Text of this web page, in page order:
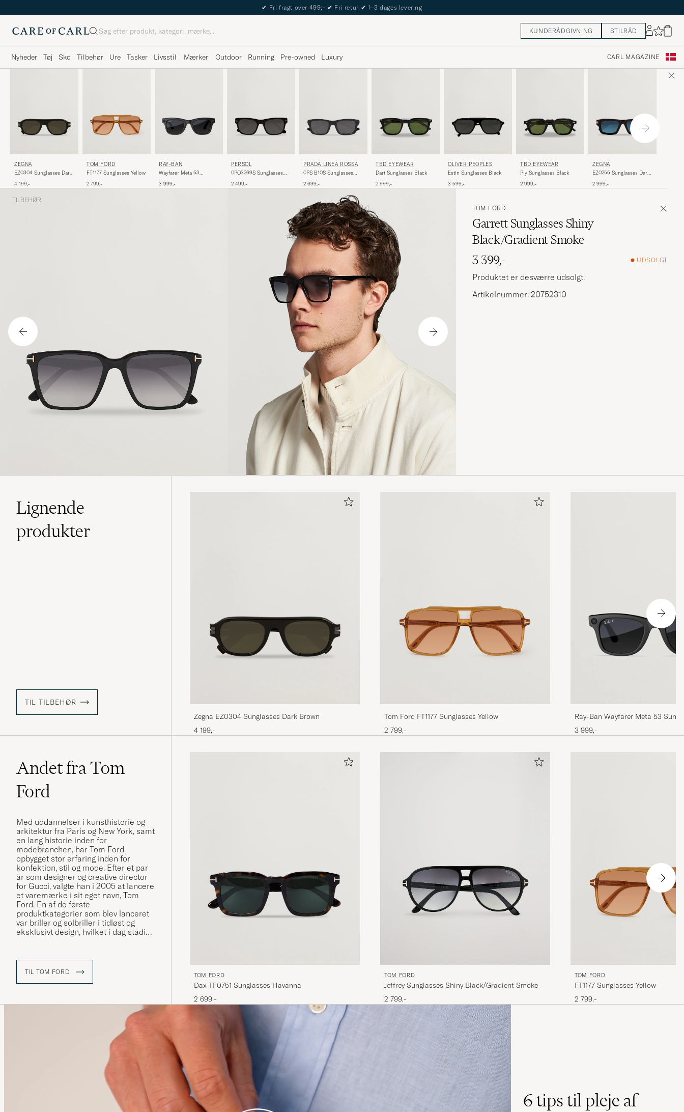
The Care of Carl Passport
Søg KUNDERÅDGIVNING STILRÅD
Nyheder Tøj Sko Tilbehør Ure Tasker Livsstil Mærker Outdoor Running Pre-owned Luxury CARL MAGAZINE
ZEGNA
EZ0304 Sunglasses Dark
4 199,-
TOM FORD
FT1177 Sunglasses Yellow
2 799,-
RAY-BAN
Wayfarer Meta 53
3 999,-
PERSOL
0PO3269S Sunglasses
2 499,-
PRADA LINEA ROSSA
0PS B10S Sunglasses
2 699,-
TBD EYEWEAR
Dart Sunglasses Black
2 999,-
OLIVER PEOPLES
Estin Sunglasses Black
3 599,-
TBD EYEWEAR
Ply Sunglasses Black
2 999,-
ZEGNA
EZ0255 Sunglasses Dark
2 999,-
TILBEHØR
TOM FORD
Garrett Sunglasses Shiny
Black/Gradient Smoke
3 399,-
UDSOLGT
Produktet er desværre udsolgt.
Artikelnummer: 20752310
Lignende
produkter
TIL TILBEHØR
Zegna EZ0304 Sunglasses Dark Brown
4 199,-
Tom Ford FT1177 Sunglasses Yellow
2 799,-
Ray-Ban Wayfarer Meta 53
Black
3 999,-
Andet fra Tom
Ford
Med uddannelser i kunsthistorie og
arkitektur fra Paris og New York, samt
en lang historie inden for
modebranchen, har Tom Ford
opbygget stor erfaring inden for
konfektion, stil og mode. Efter et par
år som designer og creative director
for Gucci, valgte han i 2005 at lancere
et varemærke i sit eget navn, Tom
Ford. En af de første
produktkategorier som blev lanceret
var briller og solbriller i tidløst og
eksklusivt design, hvilket i dag stadig
som er en del af vores sortiment.
TIL TOM FORD TOM FORD
Dax TF0751 Sunglasses Havanna
2 699,-
TOM FORD
Jeffrey Sunglasses Shiny Black/Gradient Smoke
2 799,-
TOM FORD
FT1177 Sunglasses Yellow
2 799,-
6 tips til pleje af